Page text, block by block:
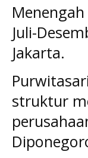
Juli-
Jakarta.
struktur